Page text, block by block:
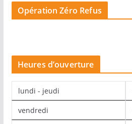
Opération Zéro Refus
Heures d’ouverture
lundi - jeudi
vendredi